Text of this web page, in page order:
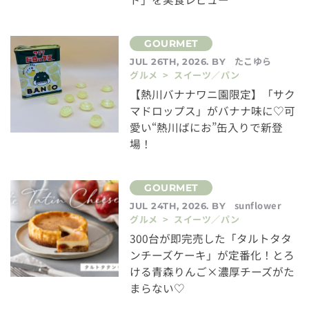
JUL 26TH, 2026. BY
たこゆら
グルメ > スイーツ／パン
【熱川バナナワニ園限定】「サク
マドロップス」がバナナ味に♡可
愛い“熱川ばにお”缶入りで新登
場！
JUL 24TH, 2026. BY
sunflower
グルメ > スイーツ／パン
300台が即完売した「タルトタタ
ンチーズケーキ」が定番化！とろ
ける青森りんご×濃厚チーズがた
まらない♡